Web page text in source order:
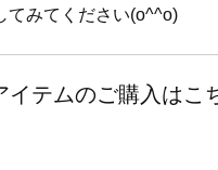
てみてください(o^^o)
イテムのご購入はこ